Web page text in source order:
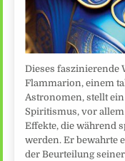
Dieses faszinierende
Flammarion, einem
Astronomen, stellt
Spiritismus, vor
Effekte, die während
werden. Er bewahrte
der Beurteilung